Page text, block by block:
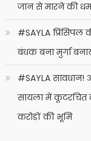
जान से मारने की
#SAYLA
बंधक बना मुर्गा
#SAYLA सावधान!
सायला में कूटरचित
करोड़ों की भूमि